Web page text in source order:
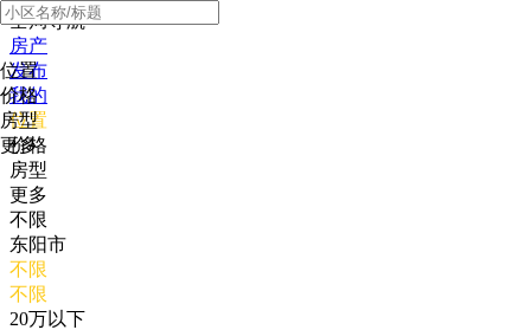
全局导航
房产
发布
我的
位置
价格
房型
更多
位置
价格
房型
更多
不限
东阳市
不限
不限
20万以下